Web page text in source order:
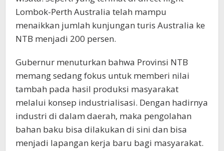
Lombok-Perth Australia telah mampu
menaikkan jumlah kunjungan turis Australia ke
NTB menjadi 200 persen.
Gubernur menuturkan bahwa Provinsi NTB
memang sedang fokus untuk memberi nilai
tambah pada hasil produksi masyarakat
melalui konsep industrialisasi. Dengan hadirnya
industri di dalam daerah, maka pengolahan
bahan baku bisa dilakukan di sini dan bisa
menjadi lapangan kerja baru bagi masyarakat.